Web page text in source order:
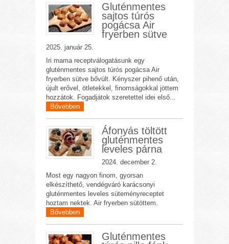
Gluténmentes
sajtos túrós
pogácsa Air
fryerben sütve
2025. január 25.
Iri mama receptválogatásunk egy
gluténmentes sajtos túrós pogácsa Air
fryerben sütve bővült. Kényszer pihenő után,
újult erővel, ötletekkel, finomságokkal jöttem
hozzátok. Fogadjátok szeretettel idei első...
Bővebben
Áfonyás töltött
gluténmentes
leveles párna
2024. december 2.
Most egy nagyon finom, gyorsan
elkészíthető, vendégváró karácsonyi
gluténmentes leveles süteményreceptet
hoztam nektek. Air fryerben sütöttem.
Bővebben
Gluténmentes